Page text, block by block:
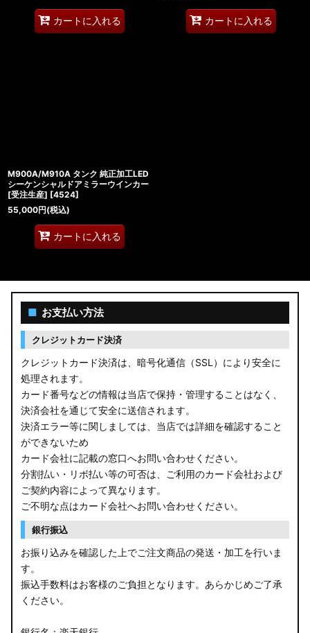
カートに入れる カートに入れる
M900A/M910A タンク 純正加工LED
シーケンシャルドアミラーウインカー
[受注生産] [4524]
55,000円(税込)
カートに入れる
■ お支払い方法
クレジットカード決済
クレジットカード決済は、暗号化通信（SSL）により安全に
処理されます。
カード番号などの情報は当店で保持・管理することはなく、
決済会社を通じて安全に送信されます。
決済エラー等に関しましては、当店では詳細を確認すること
ができないため
カード会社に記載の窓口へお問い合わせください。
分割払い・リボ払い等の可否は、ご利用のカード会社および
ご契約内容によって異なります。
ご不明な点はカード会社へお問い合わせください。
銀行振込
お振り込みを確認した上でご注文商品の発送・加工を行いま
す。
振込手数料はお客様のご負担となります。あらかじめご了承
ください。